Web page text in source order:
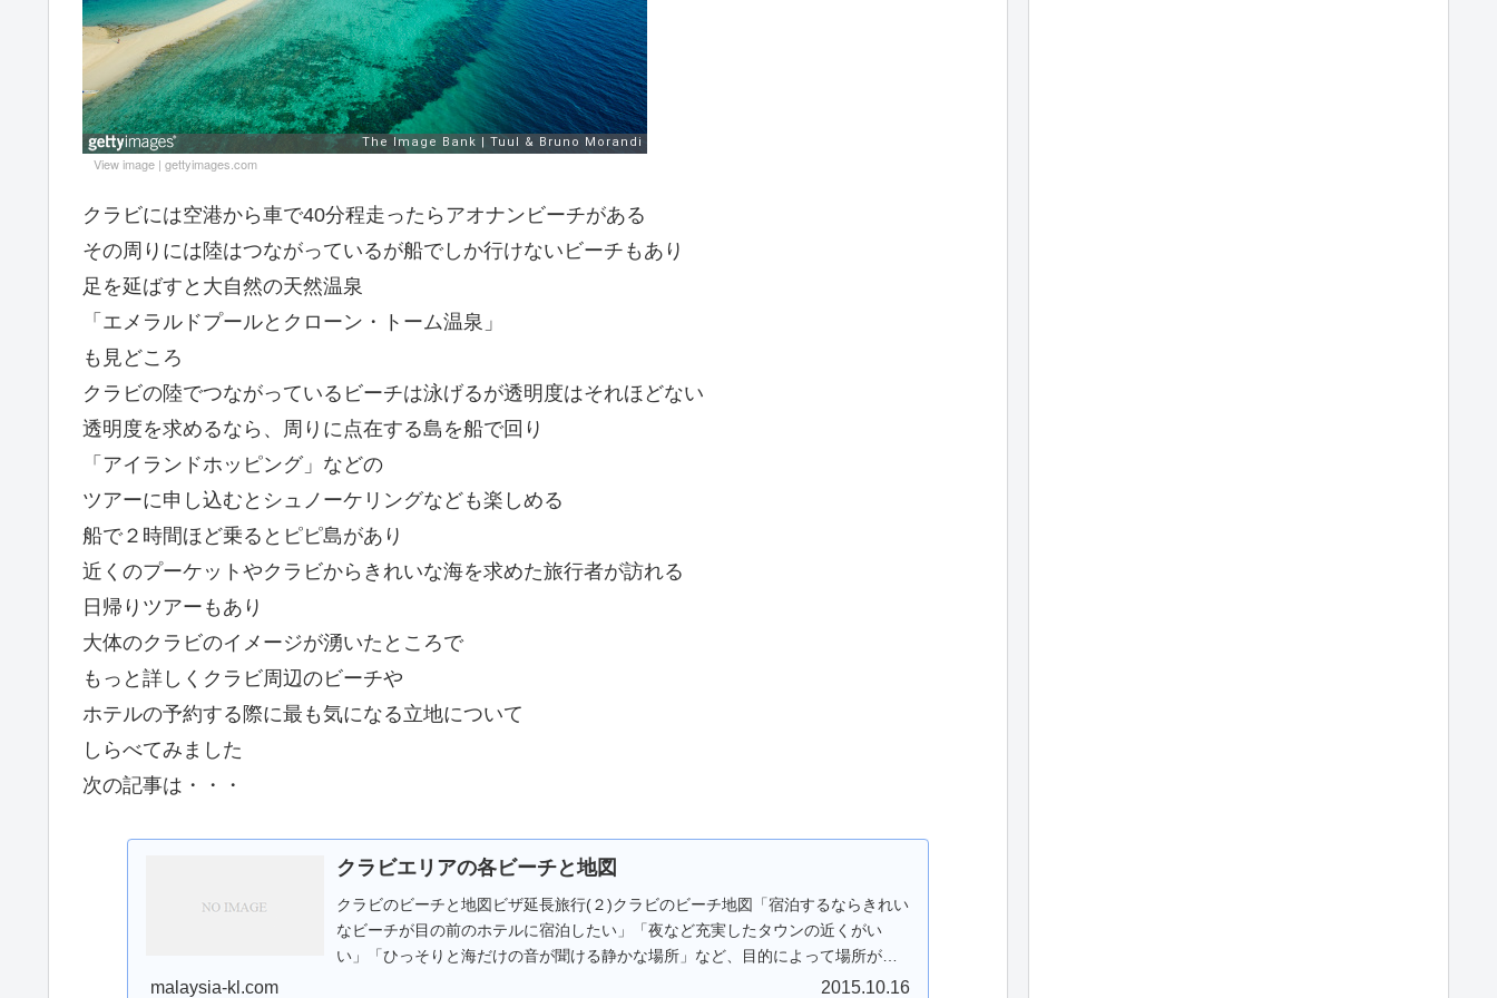
View image | gettyimages.com
クラビには空港から車で40分程走ったらアオナンビーチがある
その周りには陸はつながっているが船でしか行けないビーチもあり
足を延ばすと大自然の天然温泉
「エメラルドプールとクローン・トーム温泉」
も見どころ
クラビの陸でつながっているビーチは泳げるが透明度はそれほどない
透明度を求めるなら、周りに点在する島を船で回り
「アイランドホッピング」などの
ツアーに申し込むとシュノーケリングなども楽しめる
船で２時間ほど乗るとピピ島があり
近くのプーケットやクラビからきれいな海を求めた旅行者が訪れる
日帰りツアーもあり
大体のクラビのイメージが湧いたところで
もっと詳しくクラビ周辺のビーチや
ホテルの予約する際に最も気になる立地について
しらべてみました
次の記事は・・・
クラビエリアの各ビーチと地図
クラビのビーチと地図ビザ延長旅行(２)クラビのビーチ地図「宿泊するならきれい
なビーチが目の前のホテルに宿泊したい」「夜など充実したタウンの近くがい
い」「ひっそりと海だけの音が聞ける静かな場所」など、目的によって場所が違
malaysia-kl.com 2015.10.16